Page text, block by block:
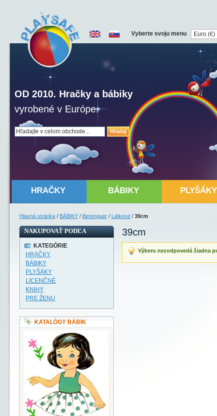
Hľadaj
OD 2010. Hračky a bábiky
vyrobené v Európe.
Vyberte svoju menu
HRAČKY BÁBIKY PLYŠÁKY
Hlavná stránka / BÁBIKY / Berenguer / Látkové / 39cm
39cm
Výberu nezodpovedá žiadna
NAKUPOVAŤ PODĽA
KATEGÓRIE
HRAČKY
BÁBIKY
PLYŠÁKY
LICENČNÉ
KNIHY
PRE ŽENU
KATALÓGY BÁBIK